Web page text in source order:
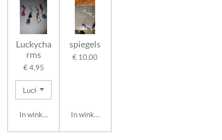
Luckycha
rms
€ 4,95
In winkelwagen
spiegels
€ 10,00
In winkelwagen